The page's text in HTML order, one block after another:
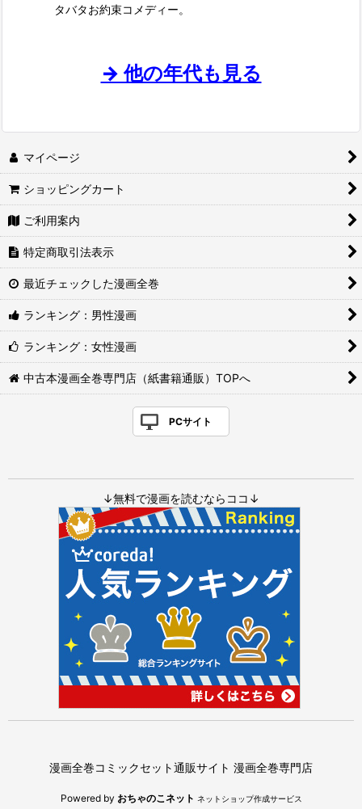
タバタお約束コメディー。
→ 他の年代も見る
マイページ
ショッピングカート
ご利用案内
特定商取引法表示
最近チェックした漫画全巻
ランキング：男性漫画
ランキング：女性漫画
中古本漫画全巻専門店（紙書籍通販）TOPへ
PCサイト
↓無料で漫画を読むならココ↓
漫画全巻コミックセット通販サイト 漫画全巻専門店
Powered by おちゃのこネット ネットショップ作成サービス